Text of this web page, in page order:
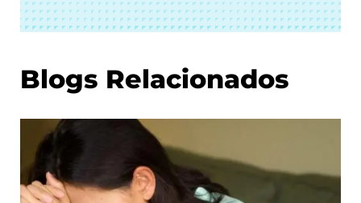
Blogs Relacionados